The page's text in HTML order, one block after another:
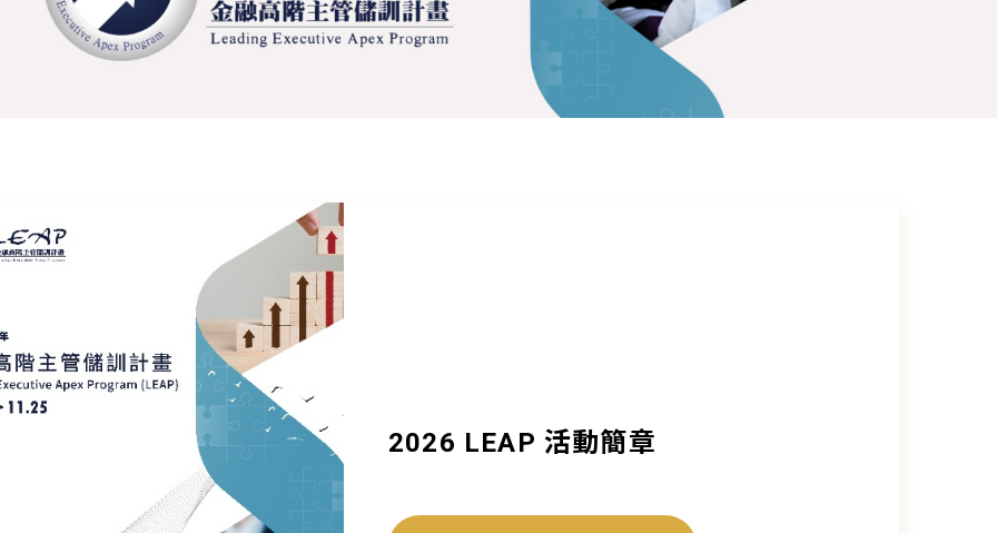
2026 LEAP 活動簡章